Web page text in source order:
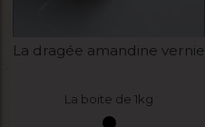
La dragée amandine vernie
La boite de 1kg